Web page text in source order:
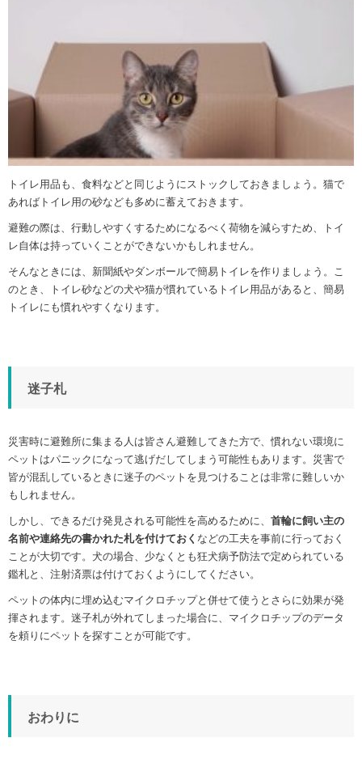
トイレ用品も、食料などと同じようにストックしておきましょう。猫で
あればトイレ用の砂なども多めに蓄えておきます。
避難の際は、行動しやすくするためになるべく荷物を減らすため、トイ
レ自体は持っていくことができないかもしれません。
そんなときには、新聞紙やダンボールで簡易トイレを作りましょう。こ
のとき、トイレ砂などの犬や猫が慣れているトイレ用品があると、簡易
トイレにも慣れやすくなります。
迷子札
災害時に避難所に集まる人は皆さん避難してきた方で、慣れない環境に
ペットはパニックになって逃げだしてしまう可能性もあります。災害で
皆が混乱しているときに迷子のペットを見つけることは非常に難しいか
もしれません。
しかし、できるだけ発見される可能性を高めるために、 首輪に飼い主の
名前や連絡先の書かれた札を付けておく などの工夫を事前に行っておく
ことが大切です。犬の場合、少なくとも狂犬病予防法で定められている
鑑札と、注射済票は付けておくようにしてください。
ペットの体内に埋め込むマイクロチップと併せて使うとさらに効果が発
揮されます。迷子札が外れてしまった場合に、マイクロチップのデータ
を頼りにペットを探すことが可能です。
おわりに